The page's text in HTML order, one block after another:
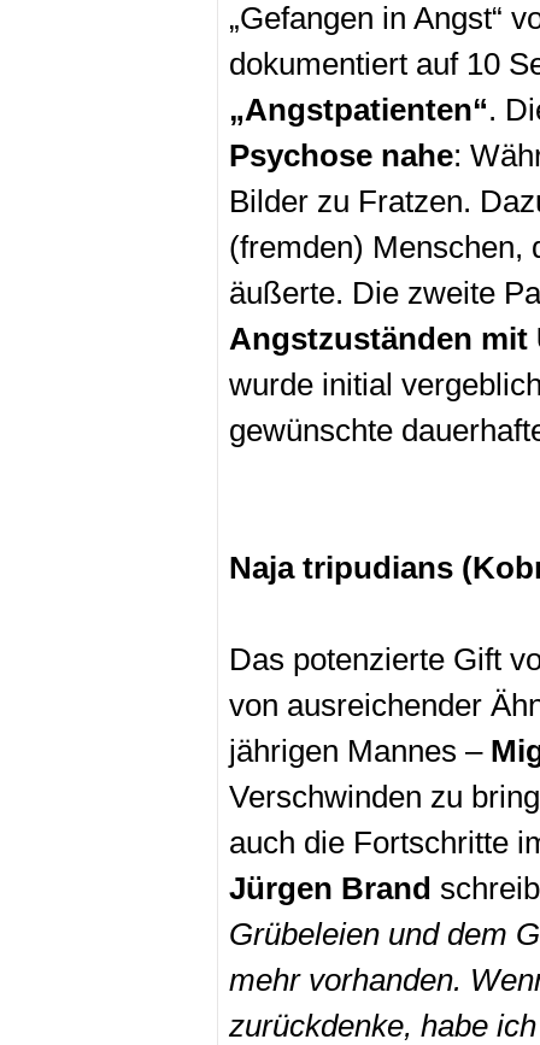
„Gefangen in Angst“
dokumentiert auf 10
„Angstpatienten“.
Psychose nahe:
Bilder zu Fratzen.
(fremden) Menschen,
äußerte. Die zweite
Angstzuständen mit
wurde initial
gewünschte
Naja tripudians
Das potenzierte Gift
von ausreichender
jährigen Mannes –
Verschwinden zu
auch die Fortschritte
Jürgen Brand
Grübeleien und dem
mehr vorhanden.
zurückdenke, habe